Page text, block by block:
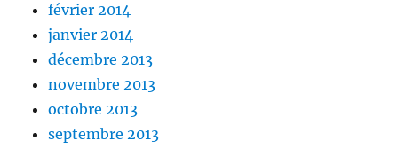
février 2014
janvier 2014
décembre 2013
novembre 2013
octobre 2013
septembre 2013